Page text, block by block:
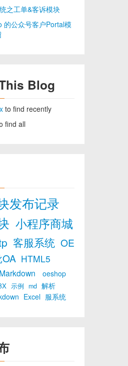
之工单&客诉模块
的公众号客户Portal模
Blog
to find recently
find all
发布记录
小程序商城
客服系统 OE
HTML5
Markdown
oeshop
示例 md 解析
Excel 服系统